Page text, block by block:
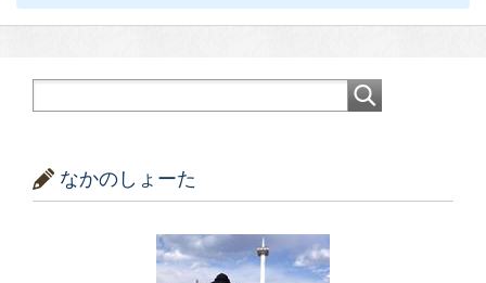
なかのしょーた